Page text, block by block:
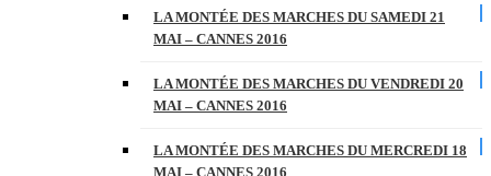
LA MONTÉE DES MARCHES DU SAMEDI 21
MAI – CANNES 2016
LA MONTÉE DES MARCHES DU VENDREDI 20
MAI – CANNES 2016
LA MONTÉE DES MARCHES DU MERCREDI 18
MAI – CANNES 2016